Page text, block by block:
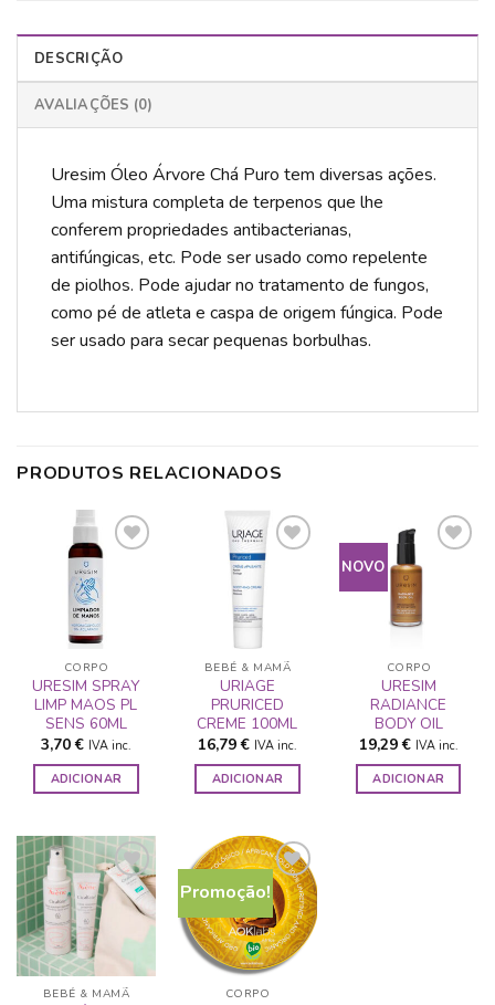
DESCRIÇÃO
AVALIAÇÕES (0)
Uresim Óleo Árvore Chá Puro tem diversas ações.
Uma mistura completa de terpenos que lhe
conferem propriedades antibacterianas,
antifúngicas, etc. Pode ser usado como repelente
de piolhos. Pode ajudar no tratamento de fungos,
como pé de atleta e caspa de origem fúngica. Pode
ser usado para secar pequenas borbulhas.
PRODUTOS RELACIONADOS
ADICIONAR
A LISTA DE
DESEJOS
CORPO
URESIM SPRAY
LIMP MAOS PL
SENS 60ML
3,70€ IVA inc.
ADICIONAR
ADICIONAR
A LISTA DE
DESEJOS
BEBÉ & MAMÃ
URIAGE
PRURICED
CREME 100ML
16,79€ IVA inc.
ADICIONAR
NOVO
ADICIONAR
A LISTA DE
CORPO
URESIM
RADIANCE
BODY OIL
19,29€ IVA inc.
ADICIONAR
ADICIONAR
A LISTA DE
DESEJOS
BEBÉ & MAMÃ
Promoção!
ADICIONAR
A LISTA DE
DESEJOS
CORPO